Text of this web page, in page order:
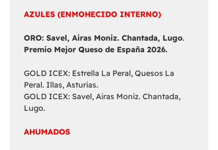
AZULES (ENMOHECIDO INTERNO)
ORO: Savel, Airas Moniz. Chantada, Lugo.
Premio Mejor Queso de España 2026.
GOLD ICEX: Estrella La Peral, Quesos La
Peral. Illas, Asturias.
GOLD ICEX: Savel, Airas Moniz. Chantada,
Lugo.
AHUMADOS